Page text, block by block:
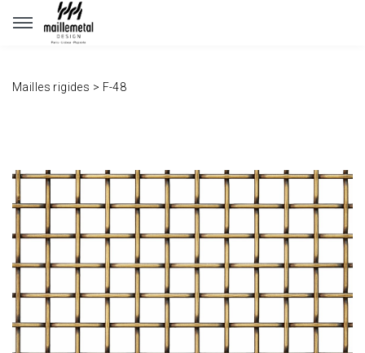
Panneau de gestion des cookies
Mailles rigides > F-48